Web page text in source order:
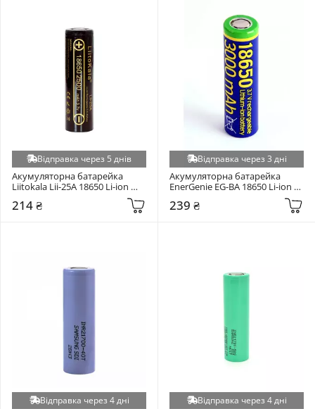
Відправка через 5 днів
Акумуляторна батарейка
Liitokala Lii-25A 18650 Li-ion
214 ₴
Відправка через 3 дні
Акумуляторна батарейка
EnerGenie EG-BA 18650 Li-ion
239 ₴
Відправка через 4 дні Відправка через 4 дні